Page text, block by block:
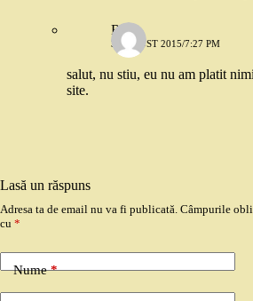
Robo
3 AUGUST 2015/7:27 PM
salut, nu stiu, eu nu am platit
site.
Lasă un răspuns
Adresa ta de email nu va fi publicată. Câmpurile
cu *
Nume*